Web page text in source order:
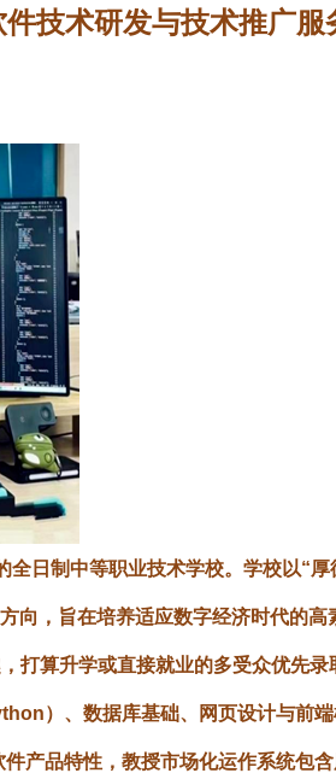
技术研发与技术推广服
日制中等职业技术学校。学校以“
，旨在培养适应数字经济时代的高
打算升学或直接就业的多受众优先
）、数据库基础、网页设计与前
件产品特性，教授市场化运作系统包